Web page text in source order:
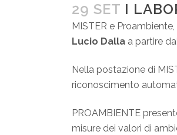
29 SET I
MISTER e
Lucio Dalla a partire
Nella postazione di
riconoscimento
PROAMBIENTE
misure dei valori di